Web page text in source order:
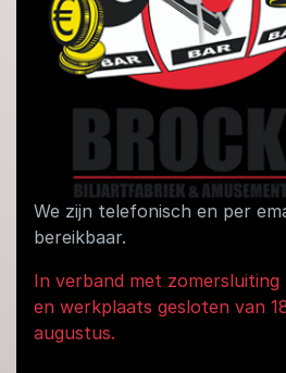
We zijn telefonisch en per
bereikbaar.
In verband met
en werkplaats gesloten van
augustus.